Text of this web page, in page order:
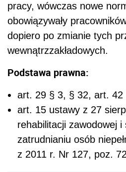
pracy, wówczas nowe
obowiązywały
dopiero po zmianie tych
wewnątrzzakładowych.
Podstawa prawna:
art. 29 § 3, § 32, art. 42
art. 15 ustawy z 27
rehabilitacji zawodowej i
zatrudnianiu osób
z 2011 r. Nr 127, poz.